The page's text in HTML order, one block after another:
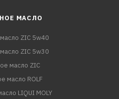
МАСЛО
ZIC 5w40
ZIC 5w30
масло ZIC
масло ROLF
LIQUI MOLY